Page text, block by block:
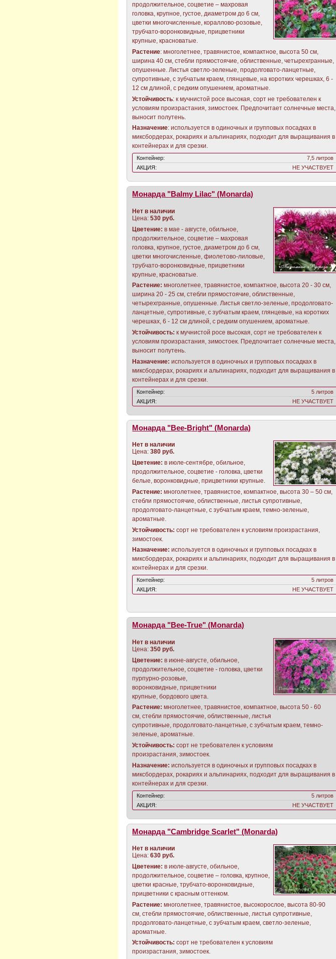
продолжительное, соцветие – махровая
головка, крупное, густое, диаметром до 6 см,
цветки многочисленные, кораллово-розовые,
трубчато-воронковидные, прицветники
крупные, красноватые.
Растение: многолетнее, травянистое, компактное, высота 50 см,
ширина 40 см, стебли прямостоячие, облиственные, четырехгранные,
опушенные. Листья светло-зеленые, продолговато-ланцетные,
супротивные, с зубчатым краем, глянцевые, на коротких черешках, 6 -
12 см длиной, с редким опушением, ароматные.
Устойчивость: к мучнистой росе высокая, сорт не требователен к
условиям произрастания, зимостоек. Предпочитает солнечные места,
выносит полутень.
Назначение: используется в одиночных и групповых посадках в
миксбордерах, рокариях и альпинариях, подходит для выращивания в
контейнерах и для срезки.
Контейнер:
7,5 литров
АКЦИЯ:
НЕ УЧАСТВУЕТ
Монарда "Balmy Lilac" (Monarda)
Нет в наличии
Цена:530 руб.
Цветение:в мае - августе, обильное,
продолжительное, соцветие – махровая
головка, крупное, густое, диаметром до 6 см,
цветки многочисленные, фиолетово-лиловые,
трубчато-воронковидные, прицветники
крупные, красноватые.
Растение:многолетнее, травянистое, компактное, высота 20 - 30 см,
ширина 20 - 25 см, стебли прямостоячие, облиственные,
четырехгранные, опушенные. Листья светло-зеленые, продолговато-
ланцетные, супротивные, с зубчатым краем, глянцевые, на коротких
черешках, 6 - 12 см длиной, с редким опушением, ароматные.
Устойчивость:к мучнистой росе высокая, сорт не требователен к
условиям произрастания, зимостоек. Предпочитает солнечные места,
выносит полутень.
Назначение: используется в одиночных и групповых посадках в
миксбордерах, рокариях и альпинариях, подходит для выращивания в
контейнерах и для срезки.
Контейнер:
5 литров
АКЦИЯ:
НЕ УЧАСТВУЕТ
Монарда "Bee-Bright" (Monarda)
Нет в наличии
Цена:380 руб.
Цветение: в июле-сентябре, обильное,
продолжительное, соцветие - головка, цветки
белые, воронковидные, прицветники крупные.
Растение: многолетнее, травянистое, компактное, высота 30 – 50 см,
стебли прямостоячие, облиственные, листья супротивные,
продолговато-ланцетные, с зубчатым краем, темно-зеленые,
ароматные.
Устойчивость: сорт не требователен к условиям произрастания,
зимостоек.
Назначение: используется в одиночных и групповых посадках в
миксбордерах, рокариях и альпинариях, подходит для выращивания в
контейнерах и для срезки.
Контейнер:
5 литров
АКЦИЯ:
НЕ УЧАСТВУЕТ
Монарда "Bee-True" (Monаrda)
Нет в наличии
Цена:350 руб.
Цветение: в июне-августе, обильное,
продолжительное, соцветие - головка, цветки
пурпурно-розовые,
воронковидные, прицветники
крупные, бордового цвета.
Растение: многолетнее, травянистое, компактное, высота 50 - 60
см, стебли прямостоячие, облиственные, листья
супротивные, продолговато-ланцетные, с зубчатым краем, темно-
зеленые, ароматные.
Устойчивость: сорт не требователен к условиям
произрастания, зимостоек.
Назначение: используется в одиночных и групповых посадках в
миксбордерах, рокариях и альпинариях, подходит для выращивания в
контейнерах и для срезки.
Контейнер:
5 литров
АКЦИЯ:
НЕ УЧАСТВУЕТ
Монарда "Cambridge Scarlet" (Monаrda)
Нет в наличии
Цена:630 руб.
Цветение: в июле-августе, обильное,
продолжительное, соцветие – головка, крупное,
цветки красные, трубчато-воронковидные,
прицветники с красным оттенком.
Растение: многолетнее, травянистое, высокорослое, высота 80-90
см, стебли прямостоячие, облиственные, листья супротивные,
продолговато-ланцетные, с зубчатым краем, светло-зеленые,
ароматные.
Устойчивость: сорт не требователен к условиям
произрастания, зимостоек.